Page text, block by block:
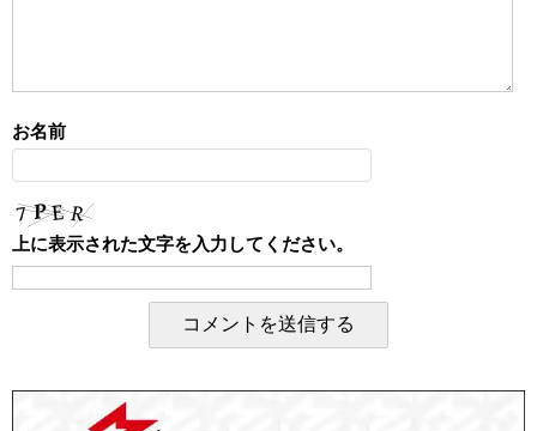
お名前
上に表示された文字を入力してください。